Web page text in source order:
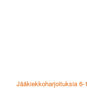
Jääkiekkoharjoituksia 6-